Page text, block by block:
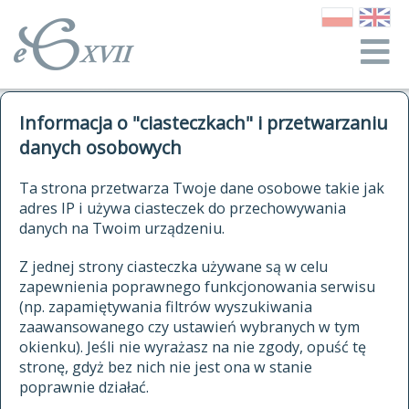
Informacja o "ciasteczkach" i przetwarzaniu
danych osobowych
Ta strona przetwarza Twoje dane osobowe takie jak
adres IP i używa ciasteczek do przechowywania
danych na Twoim urządzeniu.
Z jednej strony ciasteczka używane są w celu
zapewnienia poprawnego funkcjonowania serwisu
(np. zapamiętywania filtrów wyszukiwania
zaawansowanego czy ustawień wybranych w tym
okienku). Jeśli nie wyrażasz na nie zgody, opuść tę
stronę, gdyż bez nich nie jest ona w stanie
poprawnie działać.
autorzy Słownika
historia
publikacje
źródła
autorzy tekstów źródłowych
zasady opracowania
statystyki
najnowsze hasła
ostatnio zmodyfikowane hasła
kwerendy
jak cytować Słownik
ELEKTRONICZNY SŁOWNIK
JĘZYKA POLSKIEGO
XVII I XVIII WIEKU
znajdź hasła
zaczynające się od